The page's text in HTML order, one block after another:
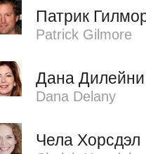
Патрик
Patrick Gilmore
Дана Дилейни
Dana Delany
Чела Хорсдэл